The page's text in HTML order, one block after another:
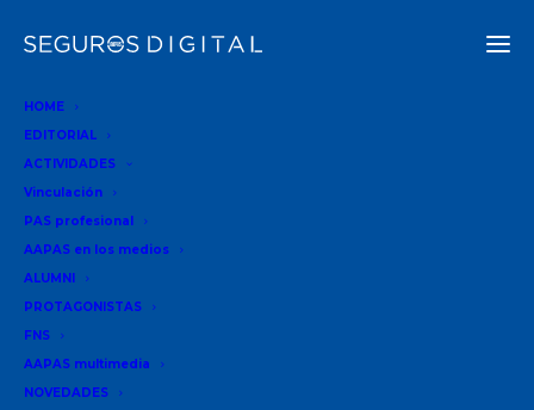
HOME
EDITORIAL
ACTIVIDADES
Vinculación
PAS profesional
AAPAS en los medios
ALUMNI
PROTAGONISTAS
FNS
AAPAS multimedia
NOVEDADES
ACTUALIDAD
29-04-2025 • 10 MINUTOS
Derecho
creativo:
Una nueva